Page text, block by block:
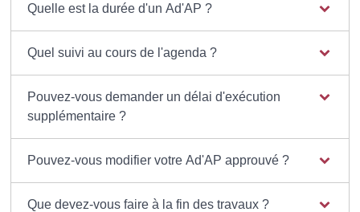
Quelle est la durée d'un Ad'AP ?
Quel suivi au cours de l'agenda ?
Pouvez-vous demander un délai d'exécution
supplémentaire ?
Pouvez-vous modifier votre Ad'AP approuvé ?
Que devez-vous faire à la fin des travaux ?